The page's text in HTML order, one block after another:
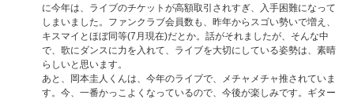
に今年は、ライブのチケットが高額取引されすぎ、入手困難になって
しまいました。ファンクラブ会員数も、昨年からスゴい勢いで増え、
キスマイとほぼ同等(7月現在)だとか。話がそれましたが、そんな中
で、歌にダンスに力を入れて、ライブを大切にしている姿勢は、素晴
らしいと思います。
あと、岡本圭人くんは、今年のライブで、メチャメチャ推されていま
す。今、一番かっこよくなっているので、今後が楽しみです。ギター